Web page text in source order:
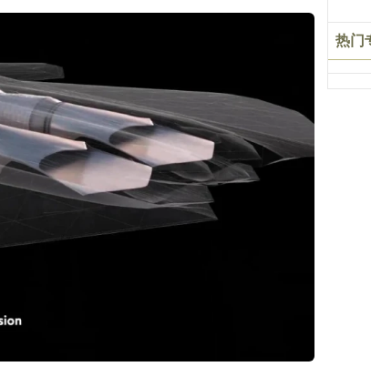
热门